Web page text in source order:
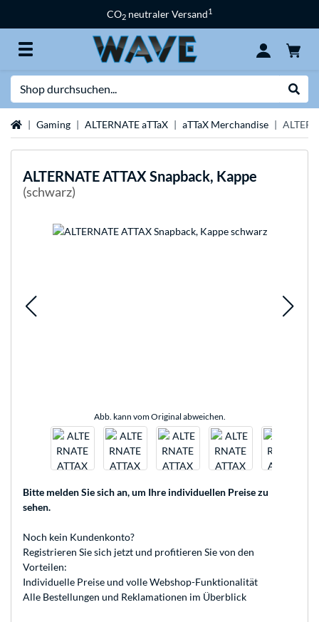
CO2 neutraler Versand1
StartseiteGaming ALTERNATE aTTaX aTTaX Merchandise
ALTERNATEATTAX Snapback, Kappe
(schwarz)
Abb. kann vom Original abweichen.
Bitte melden Sie sich an, um Ihre individuellen Preise zu
sehen.
Noch kein Kundenkonto?
Registrieren Sie sich jetzt und profitieren Sie von den
Vorteilen:
Individuelle Preise und volle Webshop-Funktionalität
Alle Bestellungen und Reklamationen im Überblick